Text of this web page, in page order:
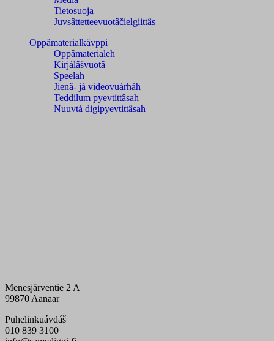
Tietosuoja
Juvsâttetteevuotâčielgiittâs
Oppâmaterialkävppi
Oppâmaterialeh
Kirjálâšvuotâ
Speelah
Jienâ- já videovuárháh
Teddilum pyevtittâsah
Nuuvtá digipyevtittâsah
Menesjärventie 2 A
99870 Aanaar
Puhelinkuávdáš
010 839 3100